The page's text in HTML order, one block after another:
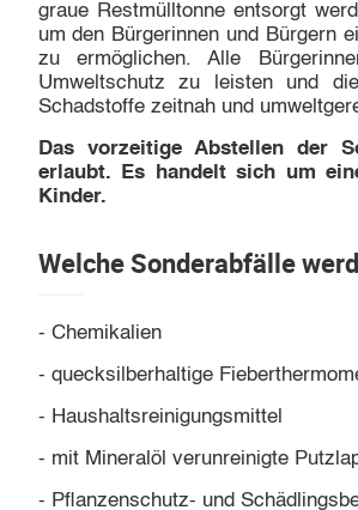
graue Restmülltonne entsorgt
um den Bürgerinnen und Bürgern
zu ermöglichen. Alle
Umweltschutz zu leisten und
Schadstoffe zeitnah und
Das vorzeitige Abstellen der
erlaubt. Es handelt sich um
Kinder.
Welche Sonderabfälle
- Chemikalien
- quecksilberhaltige
- Haushaltsreinigungsmittel
- mit Mineralöl verunreinigte
- Pflanzenschutz- und